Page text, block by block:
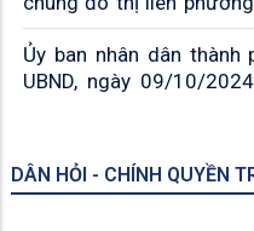
Thới, giai đoạn 2025 -
Ủy ban nhân dân
UBND, ngày 09/10/
tỉnh An Giang
DÂN HỎI - CHÍNH QUYỀN